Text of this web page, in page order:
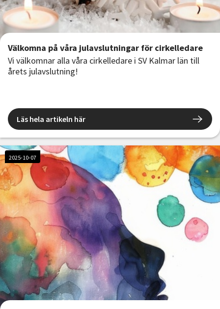
Välkomna på våra julavslutningar för cirkelledare
Vi välkomnar alla våra cirkelledare i SV Kalmar län till
årets julavslutning!
Läs hela artikeln här
2025-10-07